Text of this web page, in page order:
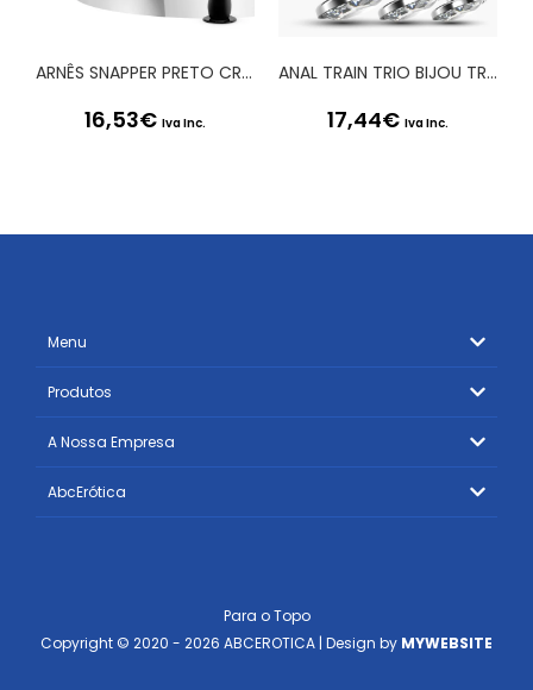
ARNÊS SNAPPER PRETO CRUSHIOUS
16,53€ Iva Inc.
ANAL TRAIN TRIO BIJOU TRANSPARENTE CRUSHIOUS COM BOLSAS INDIVIDUAIS GRÁTIS
17,44€ Iva Inc.
Menu
Produtos
A Nossa Empresa
AbcErótica
Copyright © 2020 - 2026 ABCEROTICA | Design by MYWEBSITE
Para o Topo